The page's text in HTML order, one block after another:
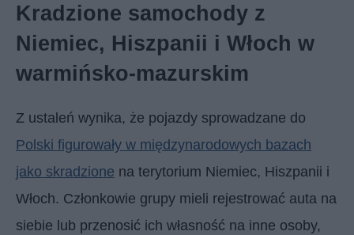
Kradzione samochody z
Niemiec, Hiszpanii i Włoch w
warmińsko-mazurskim
Z ustaleń wynika, że pojazdy sprowadzane do
Polski figurowały w międzynarodowych bazach
jako skradzione na terytorium Niemiec, Hiszpanii i
Włoch. Członkowie grupy mieli rejestrować auta na
siebie lub przenosić ich własność na inne osoby,